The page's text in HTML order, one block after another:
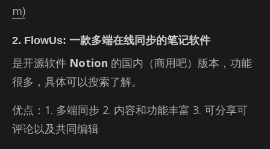
m)
2. FlowUs: 一款多端在线同步的笔记软件
是开源软件 Notion 的国内（商用吧）版本，功能
很多，具体可以搜索了解。
优点：1. 多端同步 2. 内容和功能丰富 3. 可分享可
评论以及共同编辑